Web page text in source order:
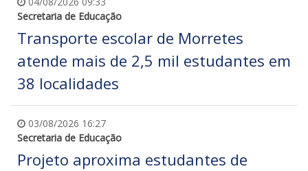
Secretaria de Educação
Transporte escolar de Morretes
atende mais de 2,5 mil estudantes em
38 localidades
03/08/2026 16:27
Secretaria de Educação
Projeto aproxima estudantes de